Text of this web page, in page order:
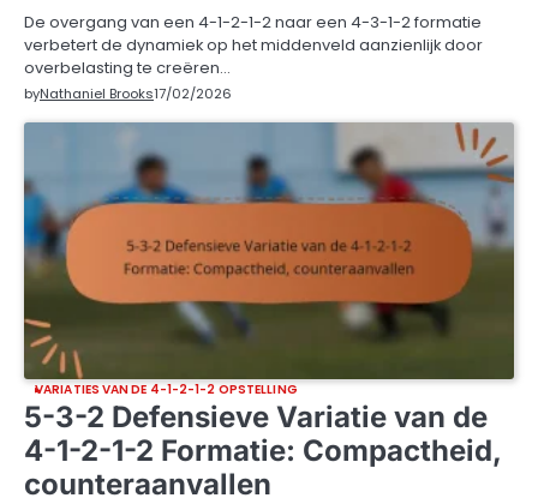
De overgang van een 4-1-2-1-2 naar een 4-3-1-2 formatie
verbetert de dynamiek op het middenveld aanzienlijk door
overbelasting te creëren…
byNathaniel Brooks17/02/2026
VARIATIES VAN DE 4-1-2-1-2 OPSTELLING
5-3-2 Defensieve Variatie van de
4-1-2-1-2 Formatie: Compactheid,
counteraanvallen